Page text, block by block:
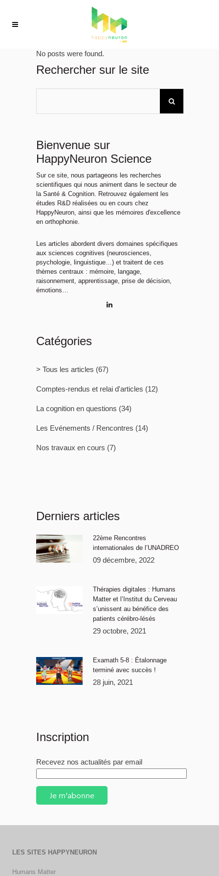
No posts were found.
Rechercher sur le site
Bienvenue sur
HappyNeuron Science
Sur ce site, nous partageons les recherches
scientifiques qui nous animent dans le secteur de
la Santé & Cognition. Retrouvez également les
études R&D réalisées ou en cours chez
HappyNeuron, ainsi que les mémoires d'excellence
en orthophonie.
Les articles abordent divers domaines spécifiques
aux sciences cognitives (neurosciences,
psychologie, linguistique…) et traitent de ces
thèmes centraux : mémoire, langage,
raisonnement, apprentissage, prise de décision,
émotions…
Catégories
> Tous les articles (67)
Comptes-rendus et relai d'articles (12)
La cognition en questions (34)
Les Evénements / Rencontres (14)
Nos travaux en cours (7)
Derniers articles
22ème Rencontres
internationales de l’UNADREO
09 décembre, 2022
Thérapies digitales : Humans
Matter et l’Institut du Cerveau
s’unissent au bénéfice des
patients cérébro-lésés
29 octobre, 2021
Examath 5-8 : Étalonnage
terminé avec succès !
28 juin, 2021
Inscription
Recevez nos actualités par email
Je m'abonne
LES SITES HAPPYNEURON
Humans Matter